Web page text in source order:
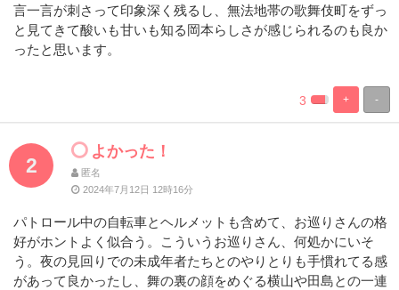
言一言が刺さって印象深く残るし、無法地帯の歌舞伎町をずっ
と見てきて酸いも甘いも知る岡本らしさが感じられるのも良か
ったと思います。
-
+
%
Complete
100%
Complete
3
2
よかった！
匿名
2024年7月12日 12時16分
パトロール中の自転車とヘルメットも含めて、お巡りさんの格
好がホントよく似合う。こういうお巡りさん、何処かにいそ
う。夜の見回りでの未成年者たちとのやりとりも手慣れてる感
があって良かったし、舞の裏の顔をめぐる横山や田島との一連